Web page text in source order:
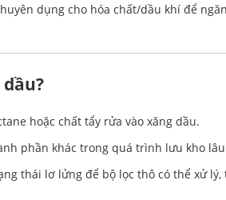
dụng cho hóa chất/dầu khí để
hoặc chất tẩy rửa vào xăng dầu.
phần khác trong quá trình lưu kho
thái lơ lửng để bộ lọc thô có thể xử lý,